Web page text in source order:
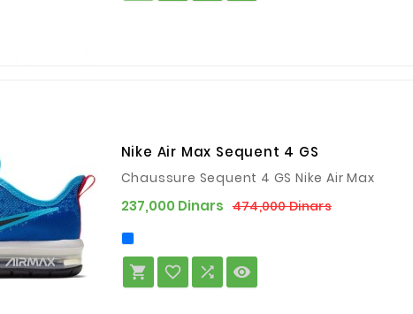
Nike Air Max Sequent 4 GS
Chaussure Sequent 4 GS Nike Air Max
237,000 Dinars 474,000 DinarsPrix
Prix
   